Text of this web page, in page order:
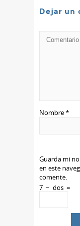
Dejar un
Nombre*
Guarda mi
en este
comente.
7 − dos =